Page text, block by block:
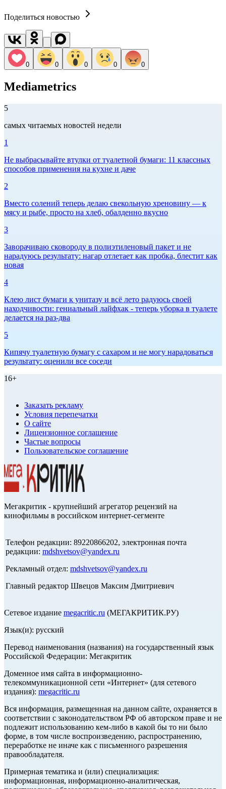
Поделиться новостью
0 0 0 0 0
Mediametrics
5
самых читаемых новостей недели
1
Не выбрасывайте втулки от туалетной бумаги: 11 классных
способов применения на кухне и даче
2
Вместо солений теперь делаю свекольную хреновину — к
мясу и рыбе, просто на хлеб, обалденно вкусно
3
Заворачиваю сковороду в полиэтиленовый пакет и не
нарадуюсь результату: нагар отлетает как пробка, блестит как
новая
4
Клею лист бумаги к унитазу и всё лето радуюсь своей
находчивости: гениальный лайфхак - теперь уборка в туалете
делается на раз-два
5
Кипячу туалетную бумагу с сахаром и не могу нарадоваться
результату: оценили все соседи
16+
Заказать рекламу
Условия перепечатки
О сайте
Лицензионное соглашение
Частые вопросы
Пользовательское соглашение
Мегакритик - крупнейший агрегатор рецензий на
кинофильмы в российском интернет-сегменте
Телефон редакции: 89220866202, электронная почта
редакции: mdshvetsov@yandex.ru
Рекламный отдел: mdshvetsov@yandex.ru
Главный редактор Швецов Максим Дмитриевич
Сетевое издание megacritic.ru (МЕГАКРИТИК.РУ)
Язык(и): русский
Перевод наименования (названия) на государственный язык
Российской Федерации: Мегакритик
Доменное имя сайта в информационно-
телекоммуникационной сети «Интернет» (для сетевого
издания): megacritic.ru
Вся информация, размещенная на данном сайте, охраняется в
соответствии с законодательством РФ об авторском праве и не
подлежит использованию кем-либо в какой бы то ни было
форме, в том числе воспроизведению, распространению,
переработке не иначе как с письменного разрешения
правообладателя.
Примерная тематика и (или) специализация:
информационная, информационно-аналитическая,